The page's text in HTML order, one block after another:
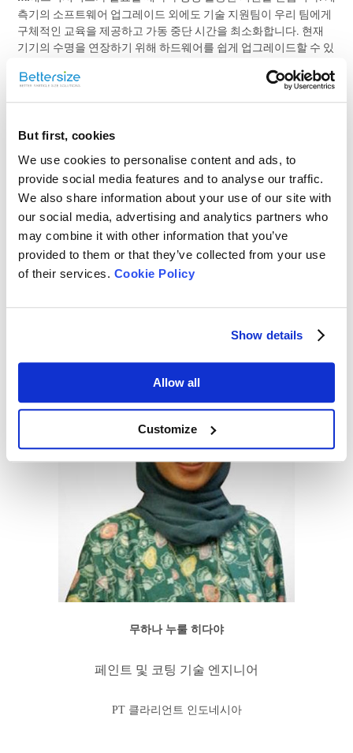
But first, cookies
We use cookies to personalise content and ads, to
provide social media features and to analyse our traffic.
We also share information about your use of our site with
our social media, advertising and analytics partners who
may combine it with other information that you’ve
provided to them or that they’ve collected from your use
of their services. Cookie Policy
Show details
Allow all
Customize
측기의 소프트웨어 업그레이드 외에도 기술 지원팀이 우리 팀에게
구체적인 교육을 제공하고 가동 중단 시간을 최소화합니다. 현재
기기의 수명을 연장하기 위해 하드웨어를 쉽게 업그레이드할 수 있
비용 효율적입니다.
제안 사항이 있나요?
M:입자 크기 분석이 필요한 응용 분야에서 작업하는 경우 일관되고
신뢰할 수 있는 입자 크기 분석을 위해 Bettersizer ST가 좋은 선택
입니다. Bettersizer ST는 유지보수 비용과 소유 비용이 저렴합니
다. 전반적으로 이 기기는 투자한 비용의 가치가 충분하다는 것을
알 수 있었습니다.
무하나 누룰 히다야
페인트 및 코팅 기술 엔지니어
PT 클라리언트 인도네시아